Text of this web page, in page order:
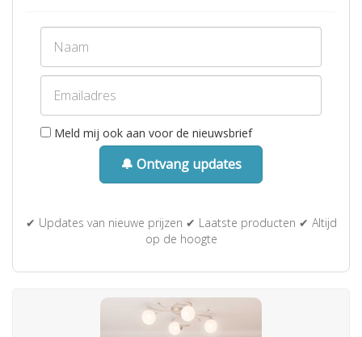
Meld mij ook aan voor de nieuwsbrief
🔔 Ontvang updates
✔ Updates van nieuwe prijzen ✔ Laatste producten ✔ Altijd
op de hoogte